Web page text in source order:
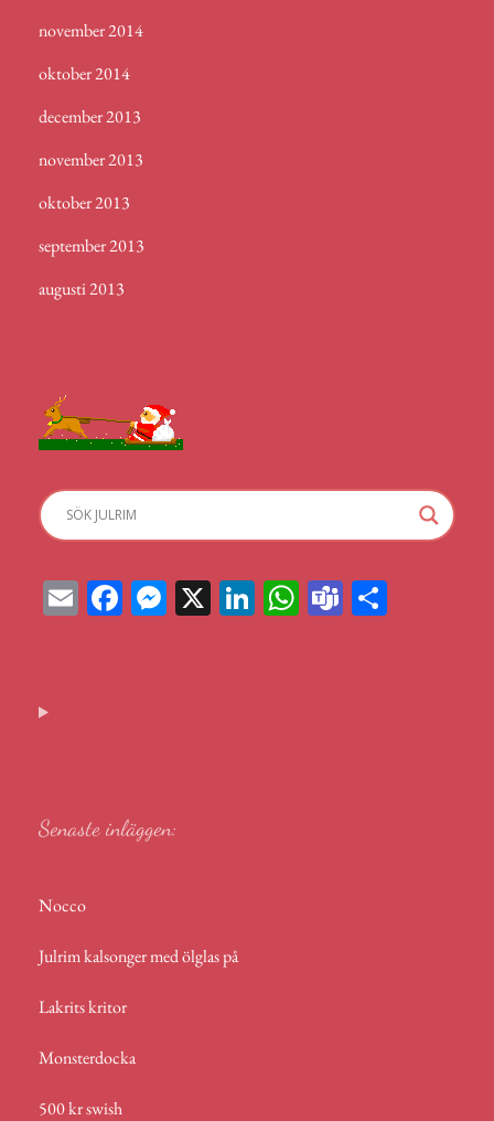
november 2014
oktober 2014
december 2013
november 2013
oktober 2013
september 2013
augusti 2013
E Fa M X Li W Te
Senaste inläggen:
Nocco
Julrim kalsonger med ölglas på
Lakrits kritor
Monsterdocka
500 kr swish